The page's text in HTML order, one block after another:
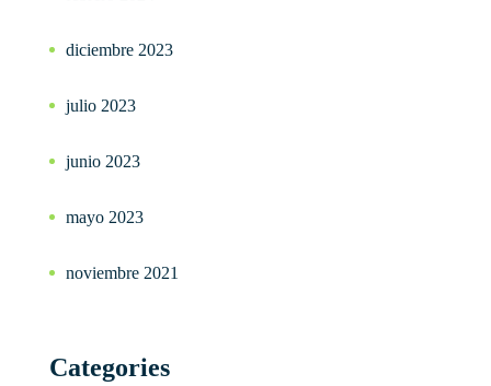
diciembre 2023
julio 2023
junio 2023
mayo 2023
noviembre 2021
Categories